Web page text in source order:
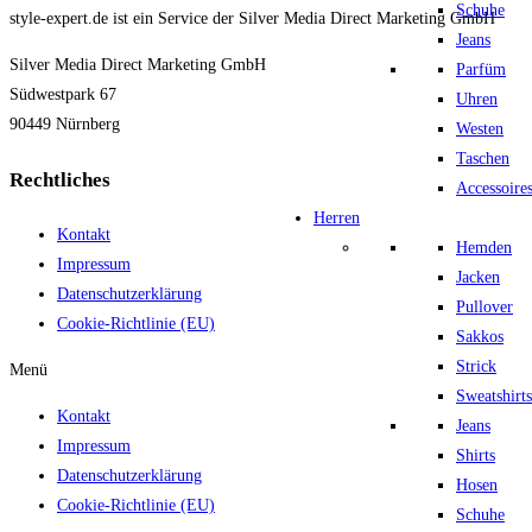
Schuhe
Jeans
Parfüm
Uhren
Westen
Taschen
Accessoires
Herren
Hemden
Jacken
Pullover
Sakkos
Strick
Sweatshirts
Jeans
Shirts
Hosen
Schuhe
style-expert.de ist ein Service der Silver Media Direct Marketing GmbH
Silver Media Direct Marketing GmbH
Südwestpark 67
90449 Nürnberg
Rechtliches
Kontakt
Impressum
Datenschutzerklärung
Cookie-Richtlinie (EU)
Menü
Kontakt
Impressum
Datenschutzerklärung
Cookie-Richtlinie (EU)